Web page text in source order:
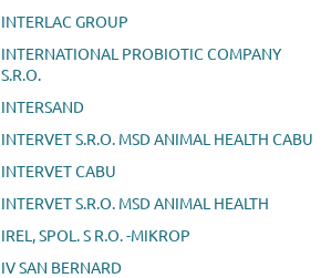
INTERLAC GROUP
INTERNATIONAL PROBIOTIC COMPANY
S.R.O.
INTERSAND
INTERVET S.R.O. MSD ANIMAL HEALTH CABU
INTERVET CABU
INTERVET S.R.O. MSD ANIMAL HEALTH
IREL, SPOL. S R.O. -MIKROP
IV SAN BERNARD